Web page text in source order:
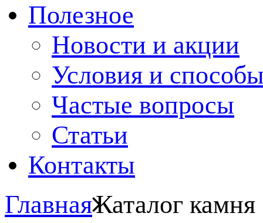
Полезное
Новости и акции
Условия и
Частые вопросы
Статьи
Контакты
ГлавнаяКаталог камня